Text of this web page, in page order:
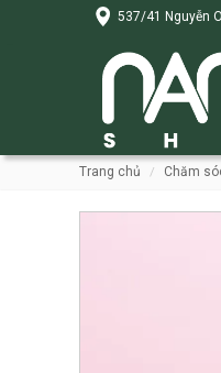
537/41 Nguyễn
trang chủ chăm